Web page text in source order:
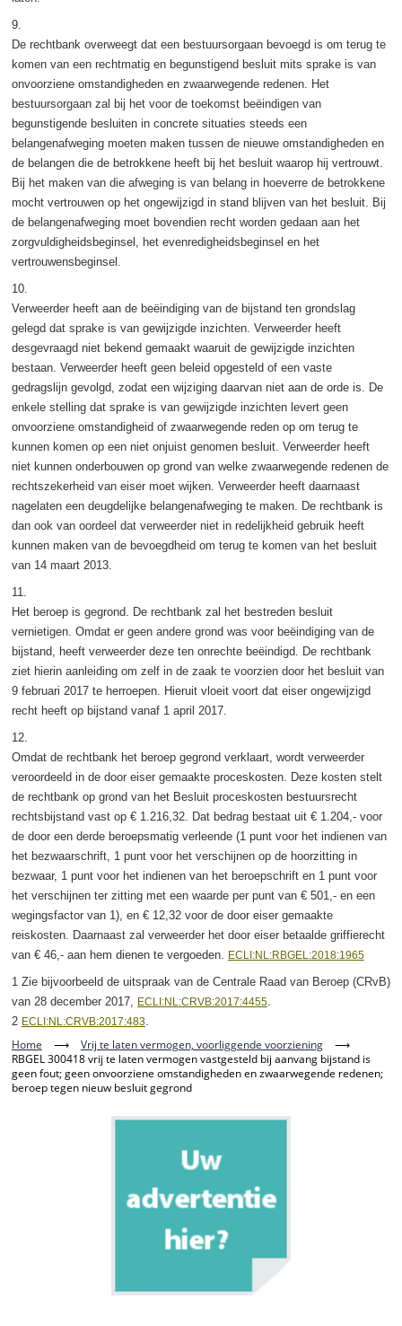
9.
De rechtbank overweegt dat een bestuursorgaan bevoegd is om terug te
komen van een rechtmatig en begunstigend besluit mits sprake is van
onvoorziene omstandigheden en zwaarwegende redenen. Het
bestuursorgaan zal bij het voor de toekomst beëindigen van
begunstigende besluiten in concrete situaties steeds een
belangenafweging moeten maken tussen de nieuwe omstandigheden en
de belangen die de betrokkene heeft bij het besluit waarop hij vertrouwt.
Bij het maken van die afweging is van belang in hoeverre de betrokkene
mocht vertrouwen op het ongewijzigd in stand blijven van het besluit. Bij
de belangenafweging moet bovendien recht worden gedaan aan het
zorgvuldigheidsbeginsel, het evenredigheidsbeginsel en het
vertrouwensbeginsel.
10.
Verweerder heeft aan de beëindiging van de bijstand ten grondslag
gelegd dat sprake is van gewijzigde inzichten. Verweerder heeft
desgevraagd niet bekend gemaakt waaruit de gewijzigde inzichten
bestaan. Verweerder heeft geen beleid opgesteld of een vaste
gedragslijn gevolgd, zodat een wijziging daarvan niet aan de orde is. De
enkele stelling dat sprake is van gewijzigde inzichten levert geen
onvoorziene omstandigheid of zwaarwegende reden op om terug te
kunnen komen op een niet onjuist genomen besluit. Verweerder heeft
niet kunnen onderbouwen op grond van welke zwaarwegende redenen de
rechtszekerheid van eiser moet wijken. Verweerder heeft daarnaast
nagelaten een deugdelijke belangenafweging te maken. De rechtbank is
dan ook van oordeel dat verweerder niet in redelijkheid gebruik heeft
kunnen maken van de bevoegdheid om terug te komen van het besluit
van 14 maart 2013.
11.
Het beroep is gegrond. De rechtbank zal het bestreden besluit
vernietigen. Omdat er geen andere grond was voor beëindiging van de
bijstand, heeft verweerder deze ten onrechte beëindigd. De rechtbank
ziet hierin aanleiding om zelf in de zaak te voorzien door het besluit van
9 februari 2017 te herroepen. Hieruit vloeit voort dat eiser ongewijzigd
recht heeft op bijstand vanaf 1 april 2017.
12.
Omdat de rechtbank het beroep gegrond verklaart, wordt verweerder
veroordeeld in de door eiser gemaakte proceskosten. Deze kosten stelt
de rechtbank op grond van het Besluit proceskosten bestuursrecht
rechtsbijstand vast op € 1.216,32. Dat bedrag bestaat uit € 1.204,- voor
de door een derde beroepsmatig verleende (1 punt voor het indienen van
het bezwaarschrift, 1 punt voor het verschijnen op de hoorzitting in
bezwaar, 1 punt voor het indienen van het beroepschrift en 1 punt voor
het verschijnen ter zitting met een waarde per punt van € 501,- en een
wegingsfactor van 1), en € 12,32 voor de door eiser gemaakte
reiskosten. Daarnaast zal verweerder het door eiser betaalde griffierecht
van € 46,- aan hem dienen te vergoeden.
ECLI:NL:RBGEL:2018:1965
1 Zie bijvoorbeeld de uitspraak van de Centrale Raad van Beroep (CRvB)
van 28 december 2017,
ECLI:NL:CRVB:2017:4455.
2 ECLI:NL:CRVB:2017:483.
Home ⟶ Vrij te laten vermogen, voorliggende voorziening
⟶
RBGEL 300418 vrij te laten vermogen vastgesteld bij aanvang bijstand is
geen fout; geen onvoorziene omstandigheden en zwaarwegende redenen;
beroep tegen nieuw besluit gegrond